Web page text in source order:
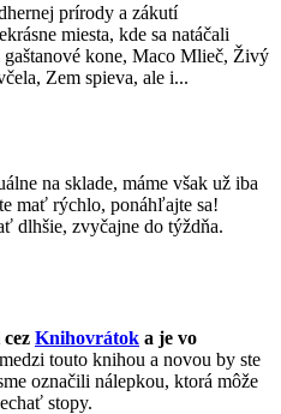
prírody a zákutí
miesta, kde sa natáčali
kone, Maco Mlieč, Živý
Zem spieva, ale i...
na sklade, máme však už iba
mať rýchlo, ponáhľajte sa!
dlhšie, zvyčajne do týždňa.
Knihovrátok a je vo
touto knihou a novou by ste
označili nálepkou, ktorá môže
stopy.